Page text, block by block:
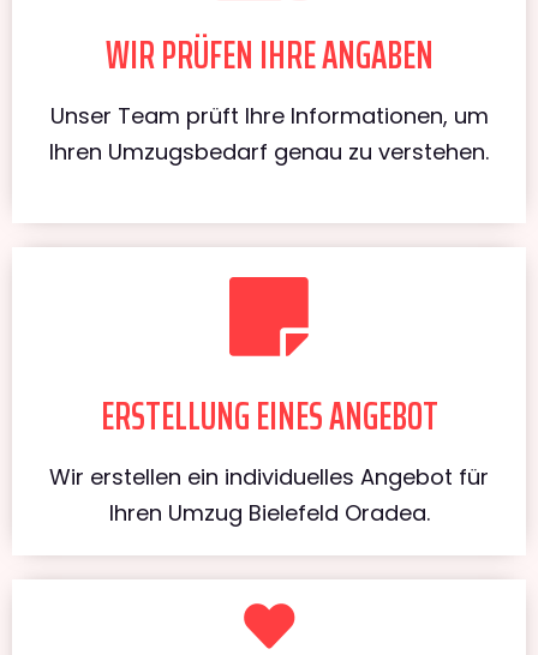
WIR PRÜFEN IHRE ANGABEN
Unser Team prüft Ihre Informationen, um
Ihren Umzugsbedarf genau zu verstehen.
ERSTELLUNG EINES ANGEBOT
Wir erstellen ein individuelles Angebot für
Ihren Umzug Bielefeld Oradea.